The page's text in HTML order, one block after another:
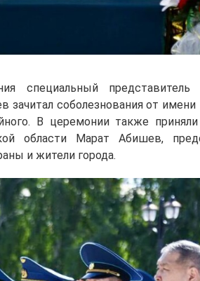
специальный представитель
соболезнования от имени
В церемонии также
области Марат Абишев,
и жители города.